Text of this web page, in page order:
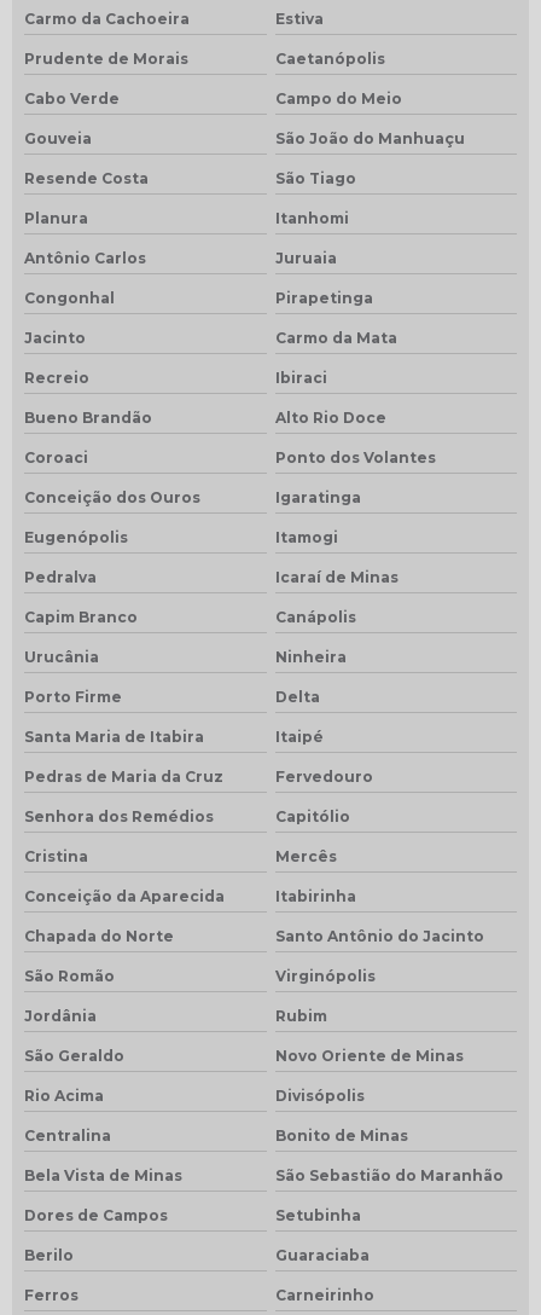
Carmo da Cachoeira Estiva
Prudente de Morais Caetanópolis
Cabo Verde Campo do Meio
Gouveia São João do Manhuaçu
Resende Costa São Tiago
Planura Itanhomi
Antônio Carlos Juruaia
Congonhal Pirapetinga
Jacinto Carmo da Mata
Recreio Ibiraci
Bueno Brandão Alto Rio Doce
Coroaci Ponto dos Volantes
Conceição dos Ouros Igaratinga
Eugenópolis Itamogi
Pedralva Icaraí de Minas
Capim Branco Canápolis
Urucânia Ninheira
Porto Firme Delta
Santa Maria de Itabira Itaipé
Pedras de Maria da Cruz Fervedouro
Senhora dos Remédios Capitólio
Cristina Mercês
Conceição da Aparecida Itabirinha
Chapada do Norte Santo Antônio do Jacinto
São Romão Virginópolis
Jordânia Rubim
São Geraldo Novo Oriente de Minas
Rio Acima Divisópolis
Centralina Bonito de Minas
Bela Vista de Minas São Sebastião do Maranhão
Dores de Campos Setubinha
Berilo Guaraciaba
Ferros Carneirinho